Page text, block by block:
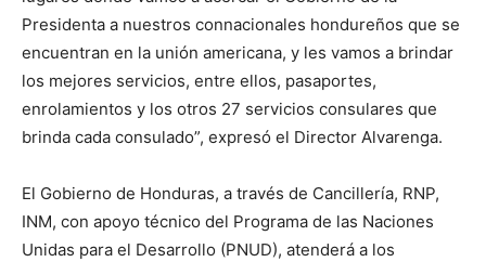
Presidenta a nuestros connacionales hondureños que se
encuentran en la unión americana, y les vamos a brindar
los mejores servicios, entre ellos, pasaportes,
enrolamientos y los otros 27 servicios consulares que
brinda cada consulado”, expresó el Director Alvarenga.
El Gobierno de Honduras, a través de Cancillería, RNP,
INM, con apoyo técnico del Programa de las Naciones
Unidas para el Desarrollo (PNUD), atenderá a los